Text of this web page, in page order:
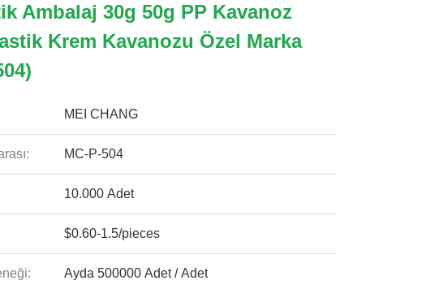
Ambalaj 30g 50g PP Kavanoz
Krem Kavanozu Özel Marka
MEI CHANG
MC-P-504
10.000 Adet
$0.60-1.5/pieces
Ayda 500000 Adet / Adet